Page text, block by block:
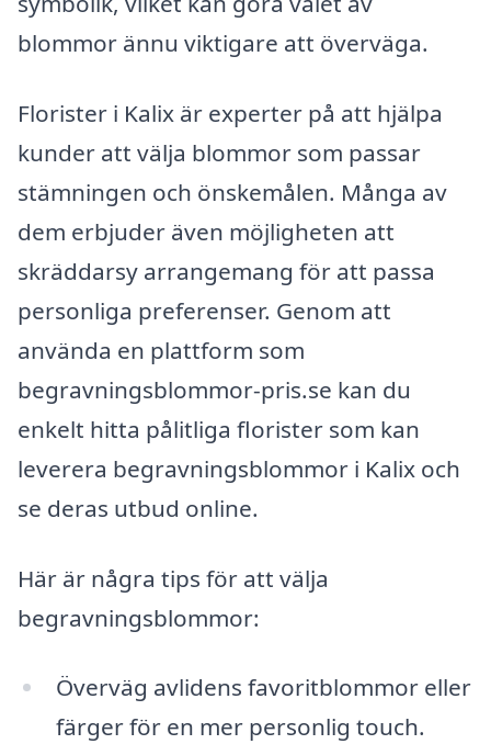
blommor ännu viktigare att överväga.
Florister i Kalix är experter på att hjälpa
kunder att välja blommor som passar
stämningen och önskemålen. Många av
dem erbjuder även möjligheten att
skräddarsy arrangemang för att passa
personliga preferenser. Genom att
använda en plattform som
begravningsblommor-pris.se kan du
enkelt hitta pålitliga florister som kan
leverera begravningsblommor i Kalix och
se deras utbud online.
Här är några tips för att välja
begravningsblommor:
Överväg avlidens favoritblommor eller
färger för en mer personlig touch.